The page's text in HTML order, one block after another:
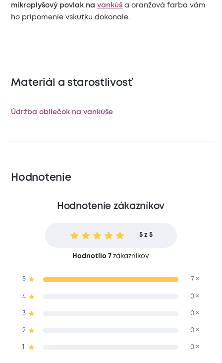
mikroplyšový povlak navankúš a oranžová farba vám
ho pripomenie vskutku dokonale.
Materiál a starostlivosť
Údržba obliečok na vankúše
Hodnotenie
Hodnotenie zákazníkov
5 z 5
Hodnotilo 7 zákazníkov
5 7 ×
4 0 ×
3 0 ×
2 0 ×
0 ×